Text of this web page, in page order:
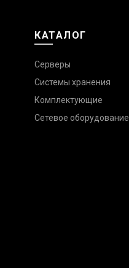
КАТАЛОГ
Серверы
Системы хранения
Комплектующие
Сетевое оборудование